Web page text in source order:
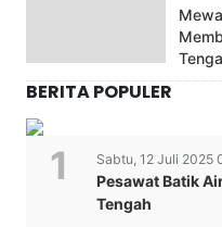
BERITA POPULER
Sabtu, 12 Juli 2025
Pesawat Batik
Tengah